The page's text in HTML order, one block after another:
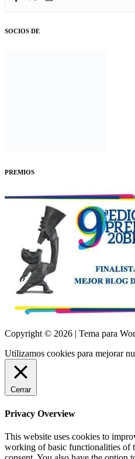
SOCIOS DE
PREMIOS
Copyright © 2026 | Tema para
Utilizamos cookies para mejorar
Cerrar
Privacy Overview
This website uses cookies to
working of basic functionalities of